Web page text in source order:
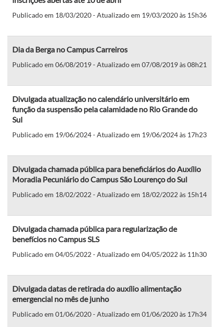
Publicado em 18/03/2020 - Atualizado em 19/03/2020 às 15h36
Dia da Berga no Campus Carreiros
Publicado em 06/08/2019 - Atualizado em 07/08/2019 às 08h21
Divulgada atualização no calendário universitário em
função da suspensão pela calamidade no Rio Grande do
Sul
Publicado em 19/06/2024 - Atualizado em 19/06/2024 às 17h23
Divulgada chamada pública para beneficiários do Auxílio
Moradia Pecuniário do Campus São Lourenço do Sul
Publicado em 18/02/2022 - Atualizado em 18/02/2022 às 15h14
Divulgada chamada pública para regularização de
benefícios no Campus SLS
Publicado em 04/05/2022 - Atualizado em 04/05/2022 às 11h30
Divulgada datas de retirada do auxílio alimentação
emergencial no mês de junho
Publicado em 01/06/2020 - Atualizado em 01/06/2020 às 17h34